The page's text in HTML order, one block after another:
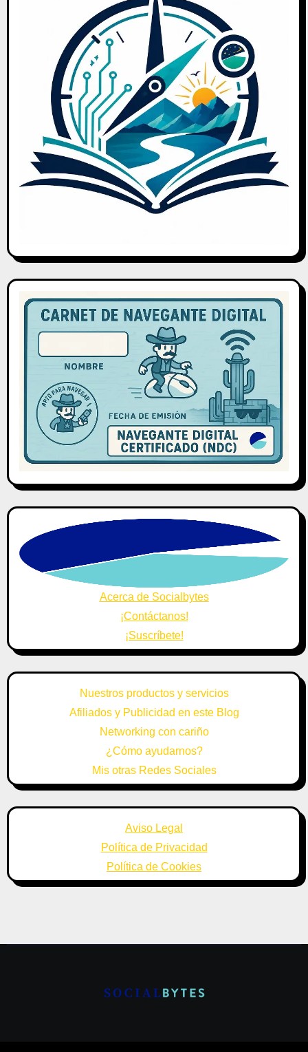
Acerca de Socialbytes
¡Contáctanos!
¡Suscríbete!
Nuestros productos y servicios
Afiliados y Publicidad en este Blog
Networking con cariño
¿Cómo ayudarnos?
Mis otras Redes Sociales
Aviso Legal
Política de Privacidad
Política de Cookies